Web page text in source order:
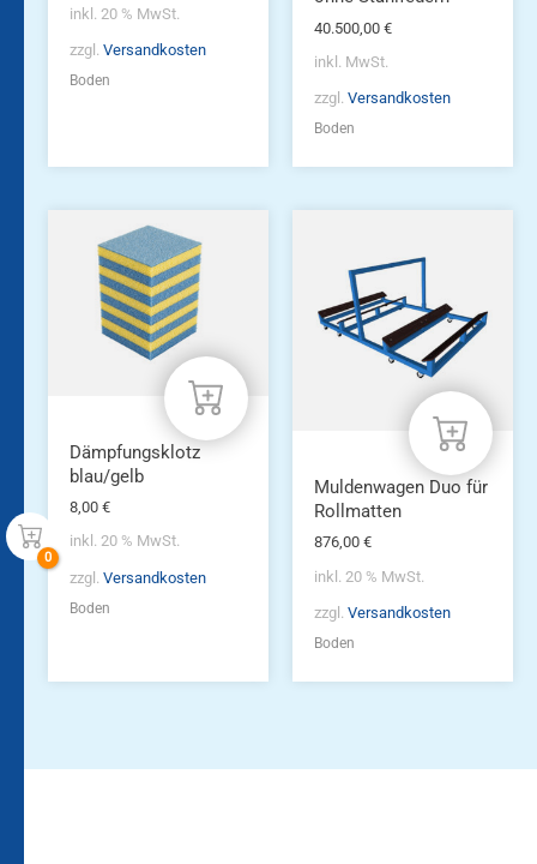
inkl. 20 % MwSt.
zzgl. Versandkosten
Boden
40.500,00 €
inkl. MwSt.
zzgl. Versandkosten
Boden
Dämpfungsklotz
blau/gelb
8,00 €
inkl. 20 % MwSt.
zzgl. Versandkosten
Boden
Muldenwagen Duo für
Rollmatten
876,00 €
inkl. 20 % MwSt.
zzgl. Versandkosten
Boden